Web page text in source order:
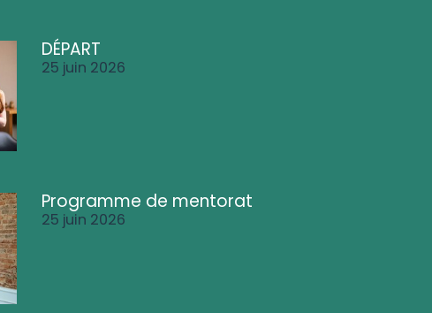
DÉPART
25 juin 2026
Programme de mentorat
25 juin 2026